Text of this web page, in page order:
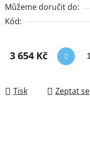
Můžeme doručit do:
Kód:
3 654 Kč
Tisk Zeptat se